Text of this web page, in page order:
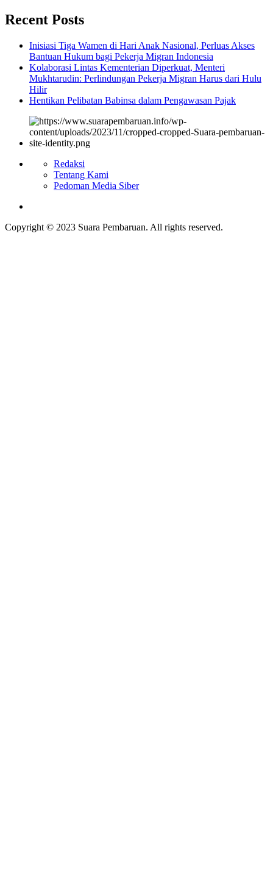
Recent Posts
Inisiasi Tiga Wamen di Hari Anak Nasional, Perluas Akses
Bantuan Hukum bagi Pekerja Migran Indonesia
Kolaborasi Lintas Kementerian Diperkuat, Menteri
Mukhtarudin: Perlindungan Pekerja Migran Harus dari Hulu
Hilir
Hentikan Pelibatan Babinsa dalam Pengawasan Pajak
Redaksi
Tentang Kami
Pedoman Media Siber
Copyright © 2023 Suara Pembaruan. All rights reserved.